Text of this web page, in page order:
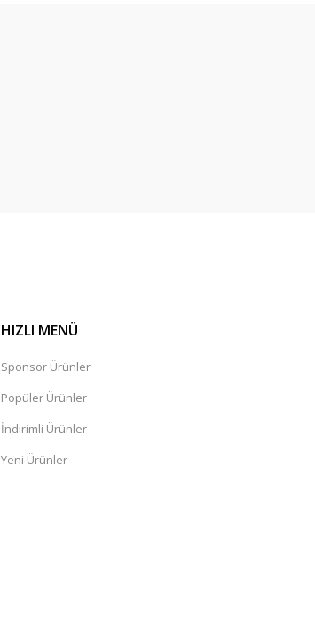
HIZLI MENÜ
Sponsor Ürünler
Popüler Ürünler
İndirimli Ürünler
Yeni Ürünler